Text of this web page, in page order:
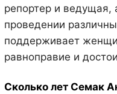
репортер и ведущая,
проведении
поддерживает
равноправие и
Сколько лет Семак